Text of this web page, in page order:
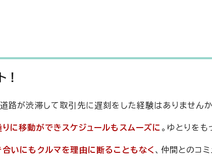
！
路が渋滞して取引先に遅刻をした経験はありません
りに移動ができスケジュールもスムーズに 。ゆとりを
いにもクルマを理由に断ることもなく 、仲間とのコ